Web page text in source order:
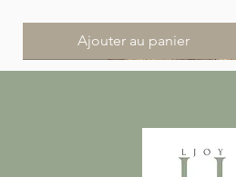
Ajouter au panier
Nouveauté
Nouveauté
Nouveauté